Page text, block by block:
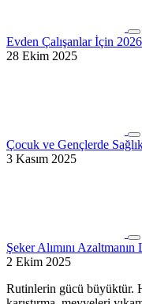
Evden Çalışanlar İçin
28 Ekim 2025
Çocuk ve Gençlerde
3 Kasım 2025
Şeker Alımını
2 Ekim 2025
Rutinlerin gücü büyüktür.